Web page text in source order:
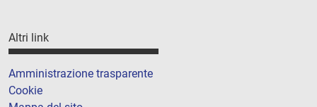
Altri link
Amministrazione trasparente
Cookie